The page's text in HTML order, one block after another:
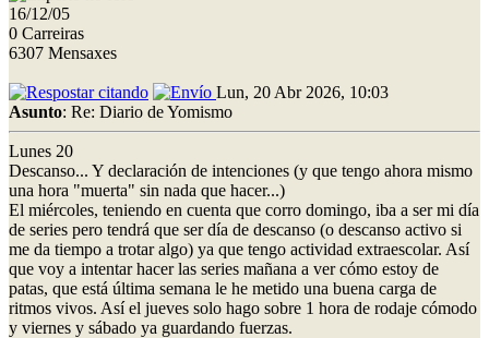
16/12/05
0 Carreiras
6307 Mensaxes
Lun, 20 Abr 2026, 10:03
Asunto: Re: Diario de Yomismo
Lunes 20
Descanso... Y declaración de intenciones (y que tengo ahora mismo
una hora "muerta" sin nada que hacer...)
El miércoles, teniendo en cuenta que corro domingo, iba a ser mi día
de series pero tendrá que ser día de descanso (o descanso activo si
me da tiempo a trotar algo) ya que tengo actividad extraescolar. Así
que voy a intentar hacer las series mañana a ver cómo estoy de
patas, que está última semana le he metido una buena carga de
ritmos vivos. Así el jueves solo hago sobre 1 hora de rodaje cómodo
y viernes y sábado ya guardando fuerzas.